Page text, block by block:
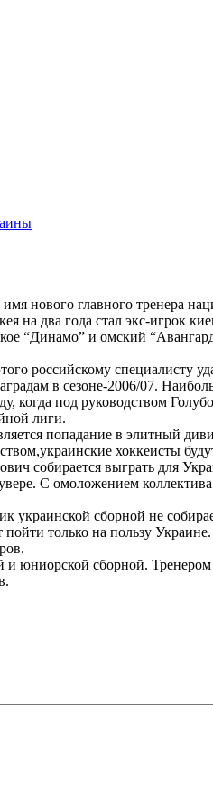
нового главного тренера
на два года стал экс-игрок
“Динамо” и омский
российскому специалисту
в сезоне-2006/07.
когда под руководством
лиги.
попадание в элитный
хоккеисты
собирается выграть для
С омоложением
сборной не
только на пользу
юниорской сборной. Тренером